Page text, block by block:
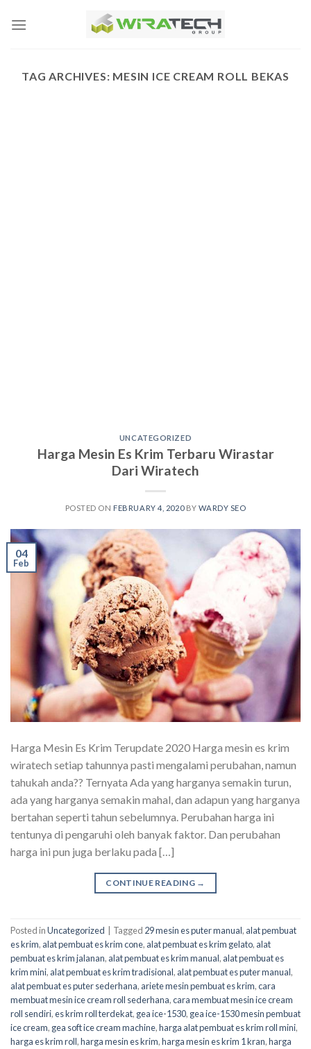
TAG ARCHIVES: MESIN ICE CREAM ROLL BEKAS
UNCATEGORIZED
Harga Mesin Es Krim Terbaru Wirastar
Dari Wiratech
POSTED ON FEBRUARY 4, 2020BYWARDY SEO
04
Feb
Harga Mesin Es Krim Terupdate 2020 Harga mesin es krim
wiratech setiap tahunnya pasti mengalami perubahan, namun
tahukah anda?? Ternyata Ada yang harganya semakin turun,
ada yang harganya semakin mahal, dan adapun yang harganya
bertahan seperti tahun sebelumnya. Perubahan harga ini
tentunya di pengaruhi oleh banyak faktor. Dan perubahan
harga ini pun juga berlaku pada […]
CONTINUE READING →
Posted inUncategorized Tagged 29 mesin es puter manual, alat pembuat
es krim, alat pembuat es krim cone, alat pembuat es krim gelato, alat
pembuat es krim jalanan, alat pembuat es krim manual, alat pembuat es
krim mini, alat pembuat es krim tradisional, alat pembuat es puter manual,
alat pembuat es puter sederhana, ariete mesin pembuat es krim,cara
membuat mesin ice cream roll sederhana,cara membuat mesin ice cream
roll sendiri,es krim roll terdekat, gea ice-1530, gea ice-1530 mesin pembuat
ice cream, gea soft ice cream machine,harga alat pembuat es krim roll mini,
harga es krim roll,harga mesin es krim,harga mesin es krim 1 kran,harga